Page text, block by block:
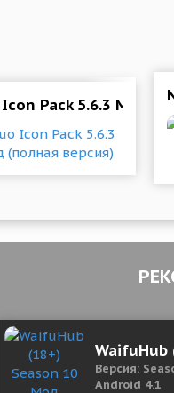
Мод (полная
Pack 5.6.3 Мод
WaifuHub
Версия:
Android 4.1